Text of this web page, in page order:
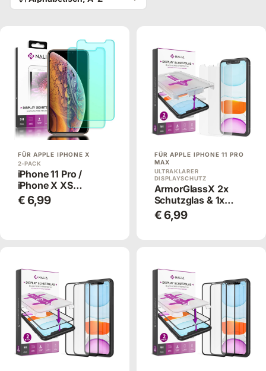
Wähle aus verschiedenen Farben, Materialien und Styles
und verleihe deinem iPhone 11 den idealen Schutz!
FÜR APPLE IPHONE X
2-PACK
iPhone 11 Pro /
iPhone X XS
Schutzglas
€ 6,99
FÜR APPLE IPHONE 11 PRO
MAX
ULTRAKLARER
DISPLAYSCHUTZ
ArmorGlassX 2x
Schutzglas & 1x
Applikator
€ 6,99